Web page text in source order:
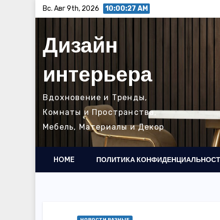
содержимому
Вс. Авг 9th, 2026 10:00:28 AM
Дизайн
интерьера
Вдохновение и Тренды,
Комнаты и Пространства,
Мебель, Материалы и Декор
HOME ПОЛИТИКА